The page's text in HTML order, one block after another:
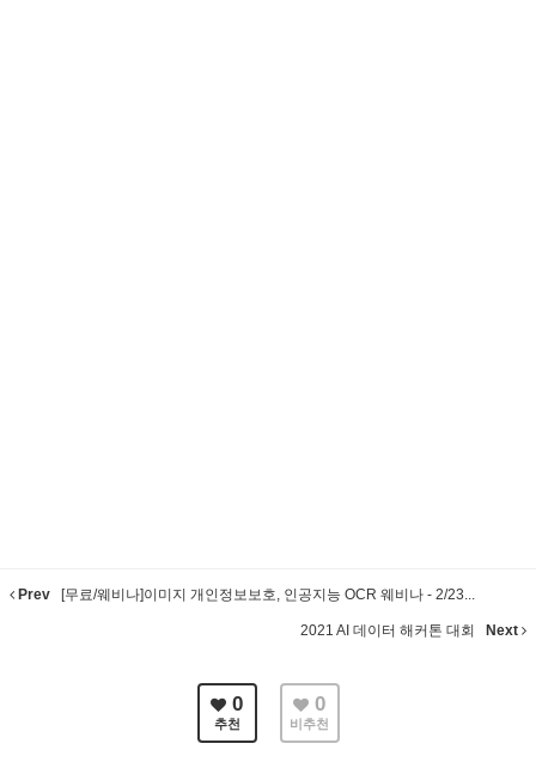
Prev [무료/웨비나]이미지 개인정보보호, 인공지능 OCR 웨비나 - 2/23...
2021 AI 데이터 해커톤 대회 Next
0
추천
0
비추천